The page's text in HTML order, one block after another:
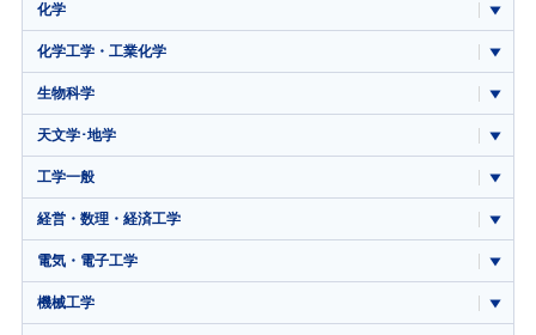
化学
化学工学・工業化学
生物科学
天文学･地学
工学一般
経営・数理・経済工学
電気・電子工学
機械工学